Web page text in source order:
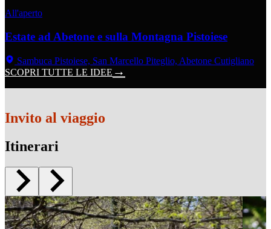
All'aperto
Estate ad Abetone e sulla Montagna Pistoiese
Sambuca Pistoiese, San Marcello Piteglio, Abetone Cutigliano
SCOPRI TUTTE LE IDEE
Invito al viaggio
Itinerari